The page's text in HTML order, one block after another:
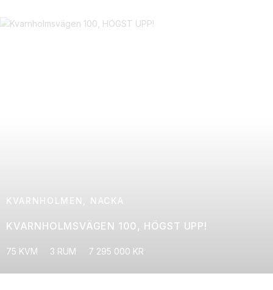
KVARNHOLMEN, NACKA
KVARNHOLMSVÄGEN 100, HÖGST UPP!
75 KVM 3 RUM 7 295 000 KR